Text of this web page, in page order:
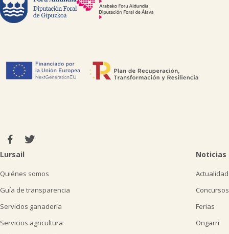
Lursail
Quiénes somos
Guía de transparencia
Servicios ganadería
Servicios agricultura
Noticias
Actualidad
Concursos
Ferias
Ongarri